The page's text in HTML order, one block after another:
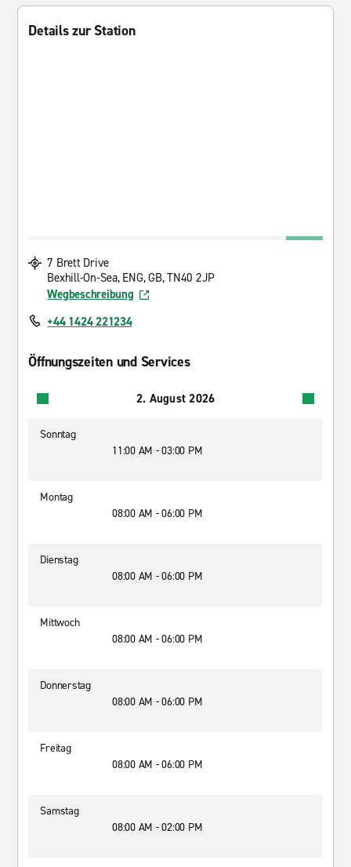
Details zur Station
7 Brett Drive
Bexhill-On-Sea, ENG, GB, TN40 2JP
Wegbeschreibung
+44 1424 221234
Öffnungszeiten und Services
2. August 2026
Sonntag
11:00 AM - 03:00 PM
Montag
08:00 AM - 06:00 PM
Dienstag
08:00 AM - 06:00 PM
Mittwoch
08:00 AM - 06:00 PM
Donnerstag
08:00 AM - 06:00 PM
Freitag
08:00 AM - 06:00 PM
Samstag
08:00 AM - 02:00 PM